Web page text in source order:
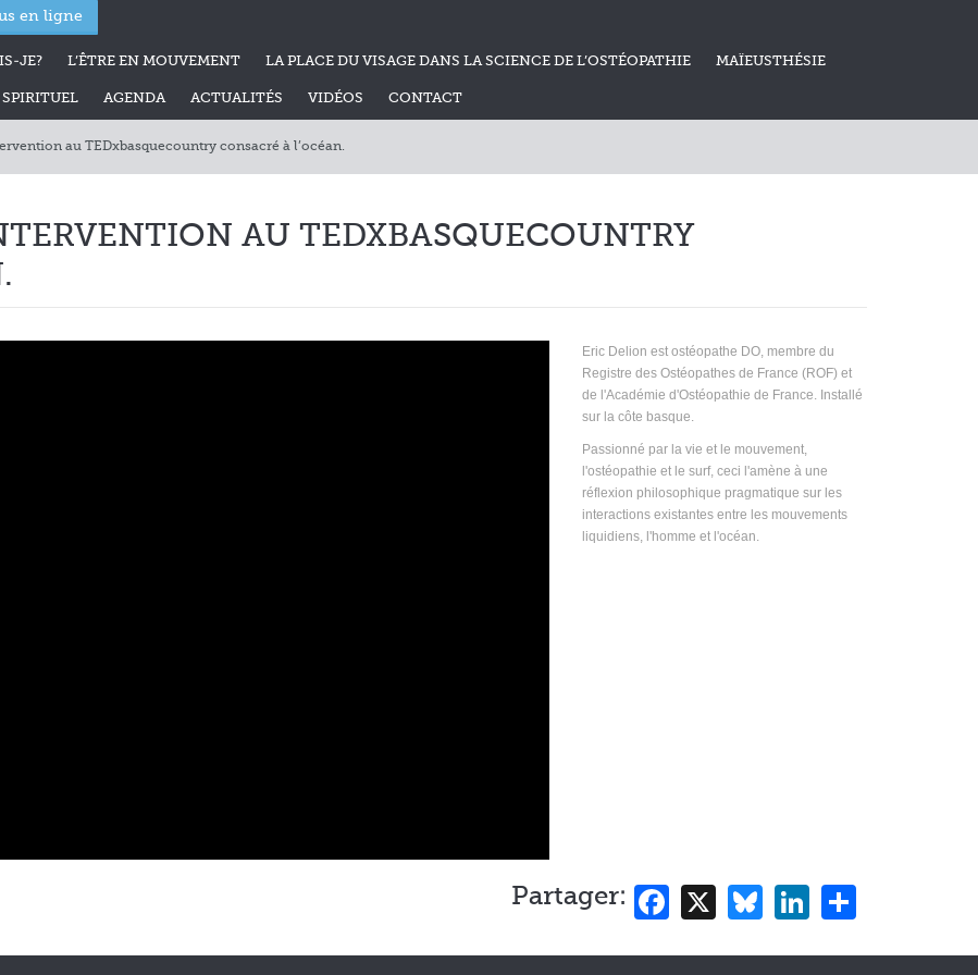
en ligne
JE? L’ÊTRE EN MOUVEMENT LA PLACE DU VISAGE DANS LA SCIENCE DE L’OSTÉOPATHIE MAÏEUSTHÉSIE
AGENDA ACTUALITÉS VIDÉOS CONTACT
au TEDxbasquecountry consacré à l’océan.
AU TEDXBASQUECOUNTRY
Eric Delion est ostéopathe DO, membre du
Registre des Ostéopathes de France (ROF) et
de l'Académie d'Ostéopathie de France. Installé
sur la côte basque.
Passionné par la vie et le mouvement,
l'ostéopathie et le surf, ceci l'amène à une
réflexion philosophique pragmatique sur les
interactions existantes entre les mouvements
liquidiens, l'homme et l'océan.
Partager: Facebook
X BlueskyLinkedIn